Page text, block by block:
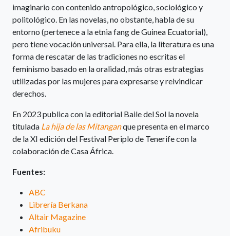
imaginario con contenido antropológico, sociológico y
politológico. En las novelas, no obstante, habla de su
entorno (pertenece a la etnia fang de Guinea Ecuatorial),
pero tiene vocación universal. Para ella, la literatura es una
forma de rescatar de las tradiciones no escritas el
feminismo basado en la oralidad, más otras estrategias
utilizadas por las mujeres para expresarse y reivindicar
derechos.
En 2023 publica con la editorial Baile del Sol la novela
titulada La hija de las Mitanganque presenta en el marco
de la XI edición del Festival Periplo de Tenerife con la
colaboración de Casa África.
Fuentes:
ABC
Librería Berkana
Altair Magazine
Afribuku